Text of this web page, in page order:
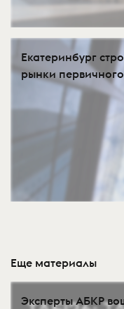
Екатеринбург
рынки
Еще материалы
Эксперты АБКР